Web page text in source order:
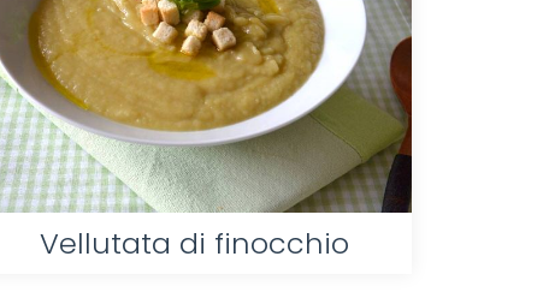
Vellutata di finocchio